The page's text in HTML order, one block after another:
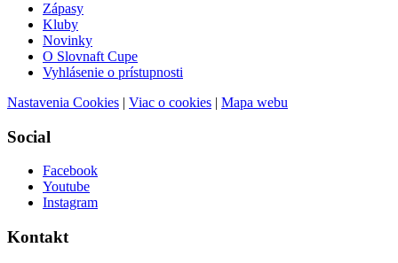
Zápasy
Kluby
Novinky
O Slovnaft Cupe
Vyhlásenie o prístupnosti
Nastavenia Cookies | Viac o cookies | Mapa webu
Social
Facebook
Youtube
Instagram
Kontakt